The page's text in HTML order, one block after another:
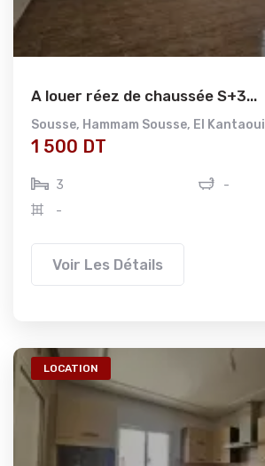
A louer réez de chaussée S+3...
Sousse, Hammam Sousse, El Kantaoui
1 500 DT
3
-
-
Voir Les Détails
LOCATION